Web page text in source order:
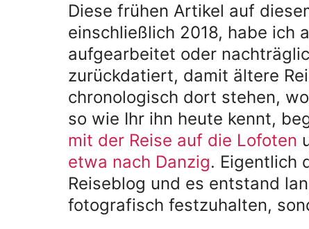
Diese frühen Artikel auf
einschließlich 2018, habe ich
aufgearbeitet oder
zurückdatiert, damit ältere
chronologisch dort stehen,
so wie Ihr ihn heute kennt,
mit der Reise auf die Lofoten
etwa nach Danzig. Eigentlich
Reiseblog und es entstand
fotografisch festzuhalten,